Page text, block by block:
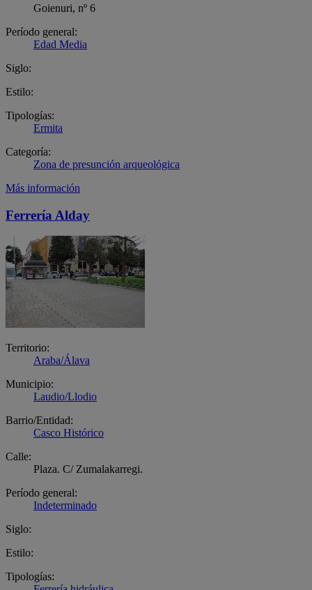
Goienuri, nº 6
Período general:
Edad Media
Siglo:
Estilo:
Tipologías:
Ermita
Categoría:
Zona de presunción arqueológica
Más información
Ferrería Alday
Territorio:
Araba/Álava
Municipio:
Laudio/Llodio
Barrio/Entidad:
Casco Histórico
Calle:
Plaza. C/ Zumalakarregi.
Período general:
Indeterminado
Siglo:
Estilo:
Tipologías: